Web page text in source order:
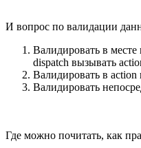
И вопрос по валидации
Валидировать в
dispatch вызывать
Валидировать в
Валидировать
Где можно почитать, как